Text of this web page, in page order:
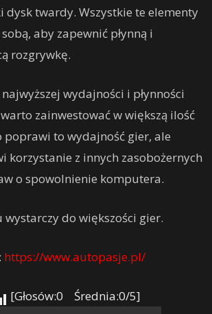
dysk twardy. Wszystkie te elementy
aby zapewnić płynną i
rozgrywkę.
najwyższej wydajności i płynności
zainwestować w większą ilość
poprawi to wydajność gier, ale
korzystanie z innych zasobożernych
o spowolnienie komputera.
wystarczy do większości gier.
https://www.autopasje.pl/
[Głosów:0 Średnia:0/5]